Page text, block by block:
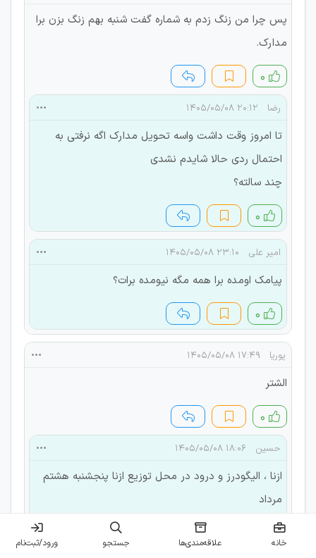
پس چرا من زنگ زدم به شماره گفت شنبه بهم زنگ بزن برا
مدارک.
۰
رضا ۲۰:۱۲ ۱۴۰۵/۰۵/۰۸
تا امروز وقت داشت واسه تحویل مدارک اگه نرفتی به
احتمال ردی حالا شایدم نشدی
چند سالته؟
۰
امیر علی ۲۳:۱۰ ۱۴۰۵/۰۵/۰۸
پیامک اومده برا همه مگه نیومده برات؟
۰
پوریا ۱۷:۴۹ ۱۴۰۵/۰۵/۰۸
الشتر
۰
حسین ۱۸:۰۶ ۱۴۰۵/۰۵/۰۸
ازنا ، الیگودرز و درود در محل توزیع ازنا پنجشنبه هشتم
مرداد
چگینی ، کوهدشت ، الشتر و نوراباد در محل توزیع
شهرستان نامبرده پنجشنبه هشتم مرداد
خانه علاقه‌مندی‌ها جستجو ورود/ثبت‌نام